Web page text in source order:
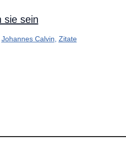
sie sein
Johannes Calvin Zitate